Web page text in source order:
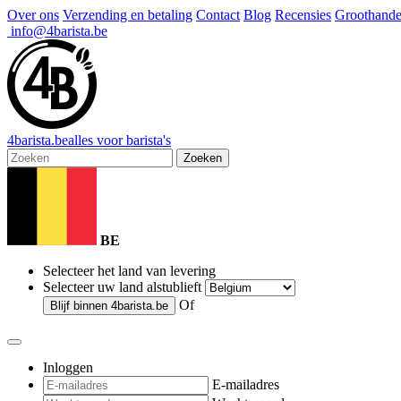
Over ons Verzending en betaling Contact Blog Recensies
info@4barista.be
4barista.bealles voor barista's
Zoeken
BE
Selecteer het land van levering
Selecteer uw land alstublieft
Blijf binnen 4barista.be Of
Inloggen
E-mailadres